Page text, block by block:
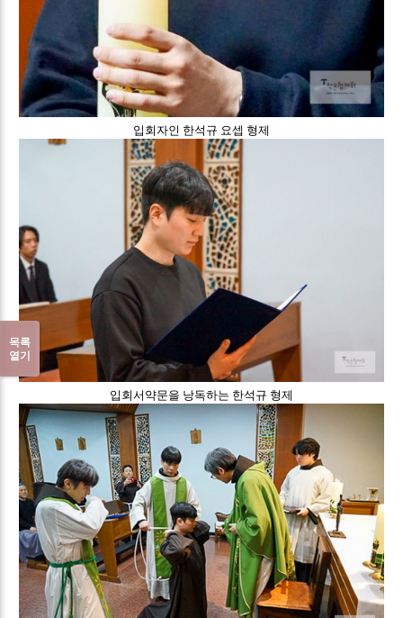
입회자인 한석규 요셉 형제
입회서약문을 낭독하는 한석규 형제
목록
열기